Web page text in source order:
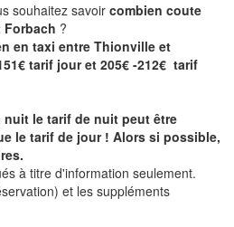
souhaitez savoir combien coute
?
en taxi entre Thionville et
tarif jour et 205€ -212€ tarif
le tarif de nuit peut être
le tarif de jour ! Alors si possible,
à titre d'information seulement.
et les suppléments